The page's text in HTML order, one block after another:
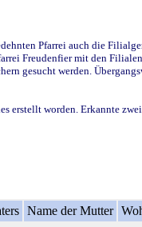
Pfarrei auch die
Freudenfier mit den
gesucht werden.
erstellt worden. Erkannte
Name der Mutter